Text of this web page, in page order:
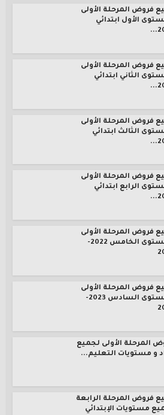
فروض المرحلة الأولى
الأول ابتدائي
فروض المرحلة الأولى
الثاني ابتدائي
فروض المرحلة الأولى
الثالث ابتدائي
فروض المرحلة الأولى
الرابع ابتدائي
فروض المرحلة الأولى
المستوى الخامس 2022-
فروض المرحلة الأولى
المستوى السادس 2023-
المرحلة الأولى لجميع
و مستويات التعليم...
فروض المرحلة الرابعة
مستويات الإبتدائي